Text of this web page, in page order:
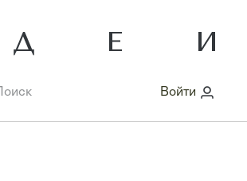
Поиск Войти